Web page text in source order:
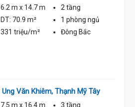
6.2 m x 14.7 m
2 tầng
DT: 70.9 m² 1 phòng ngủ
331 triệu/m²
Đông Bắc
Ung Văn Khiêm, Thạnh Mỹ Tây
7.5 m x 16.4 m
3 tầng